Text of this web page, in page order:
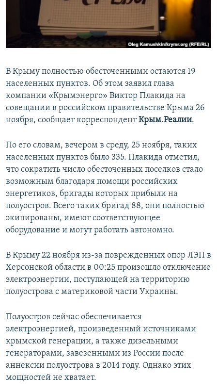
ПОБЕДИТЕЛЕЙ НЕ СУДЯТ?
КРЫМ.НЕПОКОРЕННЫЙ
ПРИСОЕДИНЯЙТЕСЬ!
Все сайты RFE/RL
В Крыму полностью обесточенными остаются 19
населенных пунктов. Об этом заявил глава
компании «Крымэнерго» Виктор Плакида на
совещании в российском правительстве Крыма 26
ноября, сообщает корреспондентКрым.Реалии.
По его словам, вечером в среду, 25 ноября, таких
населенных пунктов было 335. Плакида отметил,
что сократить число обесточенных поселков стало
возможным благодаря помощи российских
энергетиков, бригады которых прибыли на
полуостров. Всего таких бригад 88, они полностью
экипированы, имеют соответствующее
оборудование и могут работать автономно.
В Крыму 22 ноября из-за поврежденных опор ЛЭП в
Херсонской области в 00:25 произошло отключение
электроэнергии, поступающей на территорию
полуострова с материковой части Украины.
Полуостров сейчас обеспечивается
электроэнергией, произведенный источниками
крымской генерации, а также дизельными
генераторами, завезенными из России после
аннексии полуострова в 2014 году. Однако этих
мощностей не хватает.